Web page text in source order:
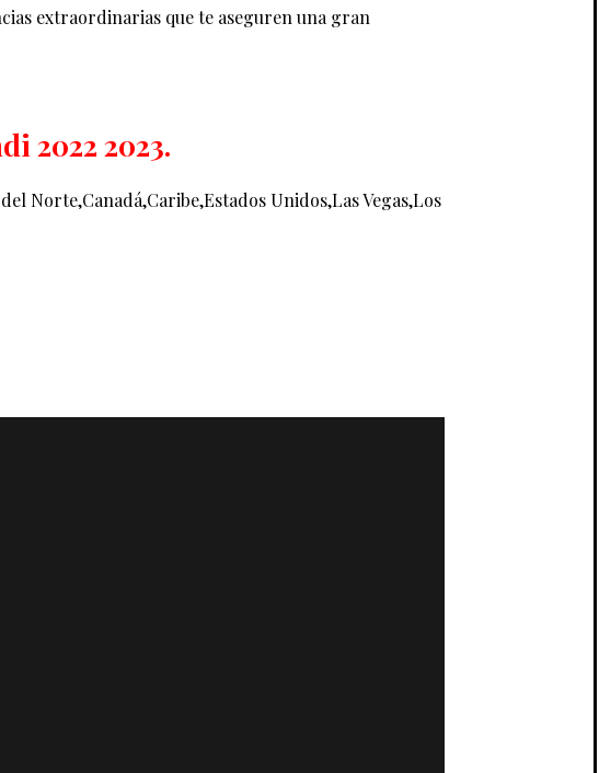
extraordinarias que te aseguren una gran
2022 2023.
Norte,Canadá,Caribe,Estados Unidos,Las Vegas,Los